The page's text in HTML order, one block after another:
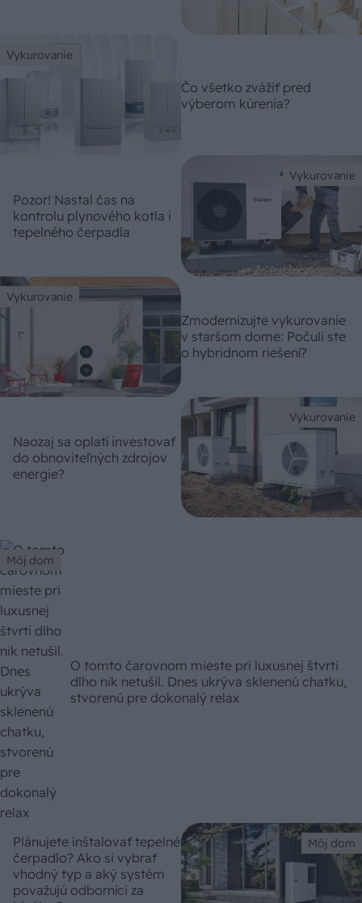
Vykurovanie
Čo všetko zvážiť pred
výberom kúrenia?
Vykurovanie
Pozor! Nastal čas na
kontrolu plynového kotla i
tepelného čerpadla
Vykurovanie
Zmodernizujte vykurovanie
v staršom dome: Počuli ste
o hybridnom riešení?
Vykurovanie
Naozaj sa oplatí investovať
do obnoviteľných zdrojov
energie?
Môj dom
O tomto čarovnom mieste pri luxusnej štvrti
dlho nik netušil. Dnes ukrýva sklenenú chatku,
stvorenú pre dokonalý relax
Môj dom
Plánujete inštalovať tepelné
čerpadlo? Ako si vybrať
vhodný typ a aký systém
považujú odborníci za